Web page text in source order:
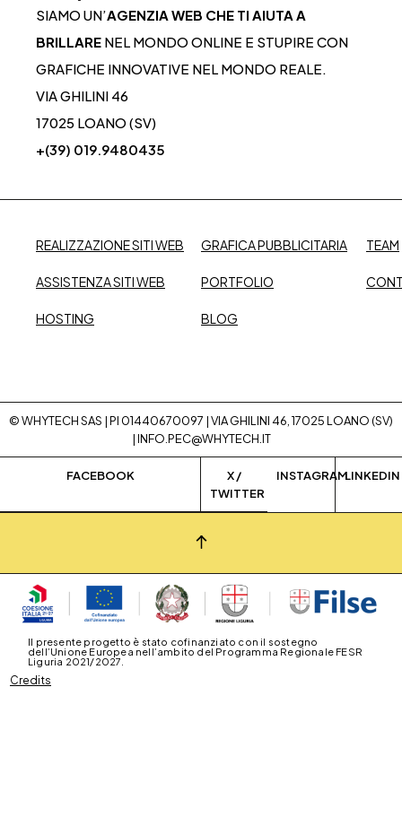
SIAMO UN’AGENZIA WEB CHE TI AIUTA A
BRILLARE NEL MONDO ONLINE E STUPIRE CON
GRAFICHE INNOVATIVE NEL MONDO REALE.
VIA GHILINI 46
17025 LOANO (SV)
+(39) 019.9480435
REALIZZAZIONE SITI WEB
ASSISTENZA SITI WEB
HOSTING
GRAFICA PUBBLICITARIA
PORTFOLIO
BLOG
TEAM
© WHYTECH SAS | PI 01440670097 | VIA GHILINI 46, 17025 LOANO (SV)
|INFO.PEC@WHYTECH.IT
FACEBOOK
X /
TWITTER
INSTAGRAMLINKEDIN
Il presente progetto è stato cofinanziato con il sostegno
dell’Unione Europea nell’ambito del Programma Regionale FESR
Liguria 2021/2027.
Credits